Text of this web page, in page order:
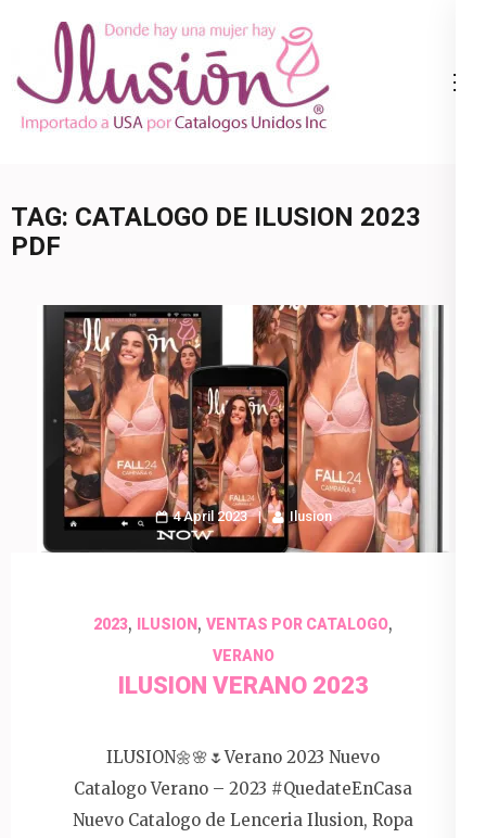
content
(Press
Ropa Interior
800.825.9452
TAG: CATALOGO DE ILUSION 2023
PDF
4 April 2023 Ilusion
2023, ILUSION , VENTAS POR CATALOGO,
VERANO
ILUSION VERANO 2023
ILUSION🌼🌸🌷Verano 2023 Nuevo
Catalogo Verano – 2023 #QuedateEnCasa
Nuevo Catalogo de Lenceria Ilusion, Ropa